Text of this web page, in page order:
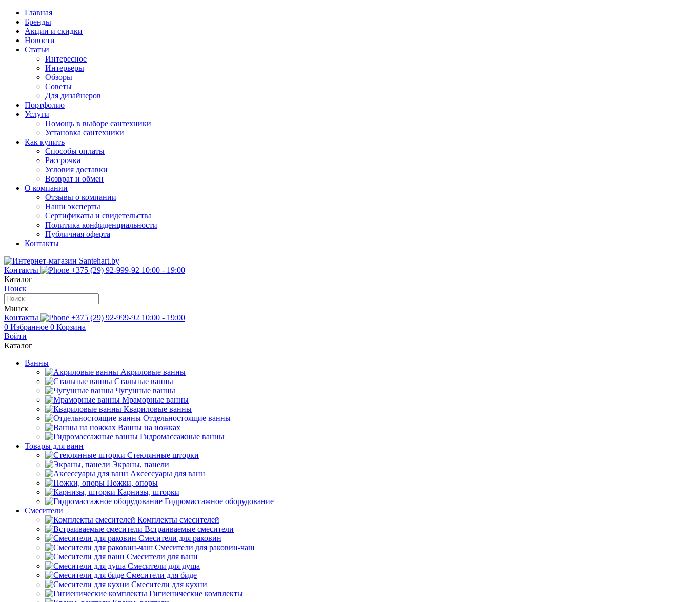
Главная
Бренды
Акции и скидки
Новости
Статьи
Интересное
Интерьеры
Обзоры
Советы
Для дизайнеров
Портфолио
Услуги
Помощь в выборе сантехники
Установка сантехники
Как купить
Способы оплаты
Рассрочка
Условия доставки
Возврат и обмен
О компании
Отзывы о компании
Наши эксперты
Сертификаты и свидетельства
Политика конфиденциальности
Публичная оферта
Контакты
Контакты +375 (29) 92-999-92 10:00 - 19:00
Каталог
Поиск
Минск
Контакты
+375 (29) 92-999-92 10:00 - 19:00
0 Избранное 0 Корзина
Войти
Каталог
Ванны
Акриловые ванны
Стальные ванны
Чугунные ванны
Мраморные ванны
Квариловые ванны
Отдельностоящие ванны
Ванны на ножках
Гидромассажные ванны
Товары для ванн
Стеклянные шторки
Экраны, панели
Аксессуары для ванн
Ножки, опоры
Карнизы, шторки
Гидромассажное оборудование
Смесители
Комплекты смесителей
Встраиваемые смесители
Смесители для раковин
Смесители для раковин-чаш
Смесители для ванн
Смесители для душа
Смесители для биде
Смесители для кухни
Гигиенические комплекты